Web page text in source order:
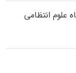
انتظامی